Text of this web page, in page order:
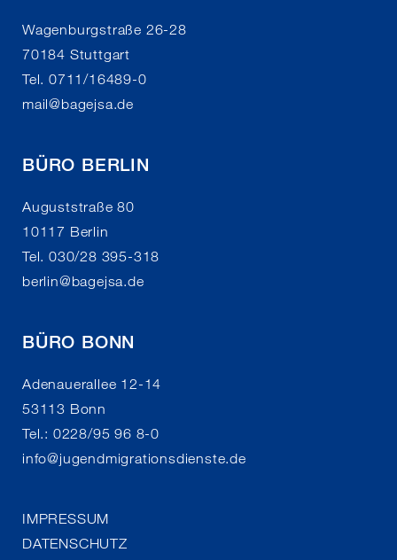
Wagenburgstraße 26-28
70184 Stuttgart
Tel. 0711/16489-0
mail@bagejsa.de
BÜRO BERLIN
Auguststraße 80
10117 Berlin
Tel. 030/28 395-318
berlin@bagejsa.de
BÜRO BONN
Adenauerallee 12-14
53113 Bonn
Tel.: 0228/95 96 8-0
info@jugendmigrationsdienste.de
IMPRESSUM
DATENSCHUTZ